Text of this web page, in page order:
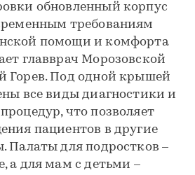
обновленный корпус
требованиям
помощи и комфорта
главврач Морозовской
Горев. Под одной крышей
все виды диагностики и
что позволяет
пациентов в другие
Палаты для подростков –
а для мам с детьми –